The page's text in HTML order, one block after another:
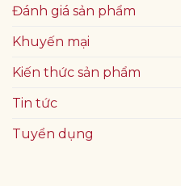
Đánh giá sản phẩm
Khuyến mại
Kiến thức sản phẩm
Tin tức
Tuyển dụng